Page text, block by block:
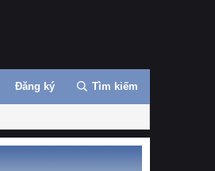
Đăng ký Tìm kiếm